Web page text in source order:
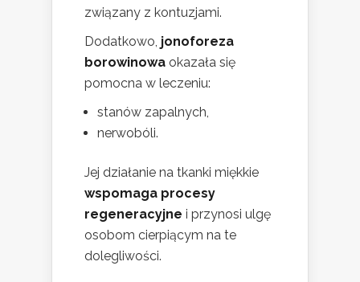
związany z kontuzjami.
Dodatkowo, jonoforeza
borowinowa okazała się
pomocna w leczeniu:
stanów zapalnych,
nerwobóli.
Jej działanie na tkanki miękkie
wspomaga procesy
regeneracyjne i przynosi ulgę
osobom cierpiącym na te
dolegliwości.